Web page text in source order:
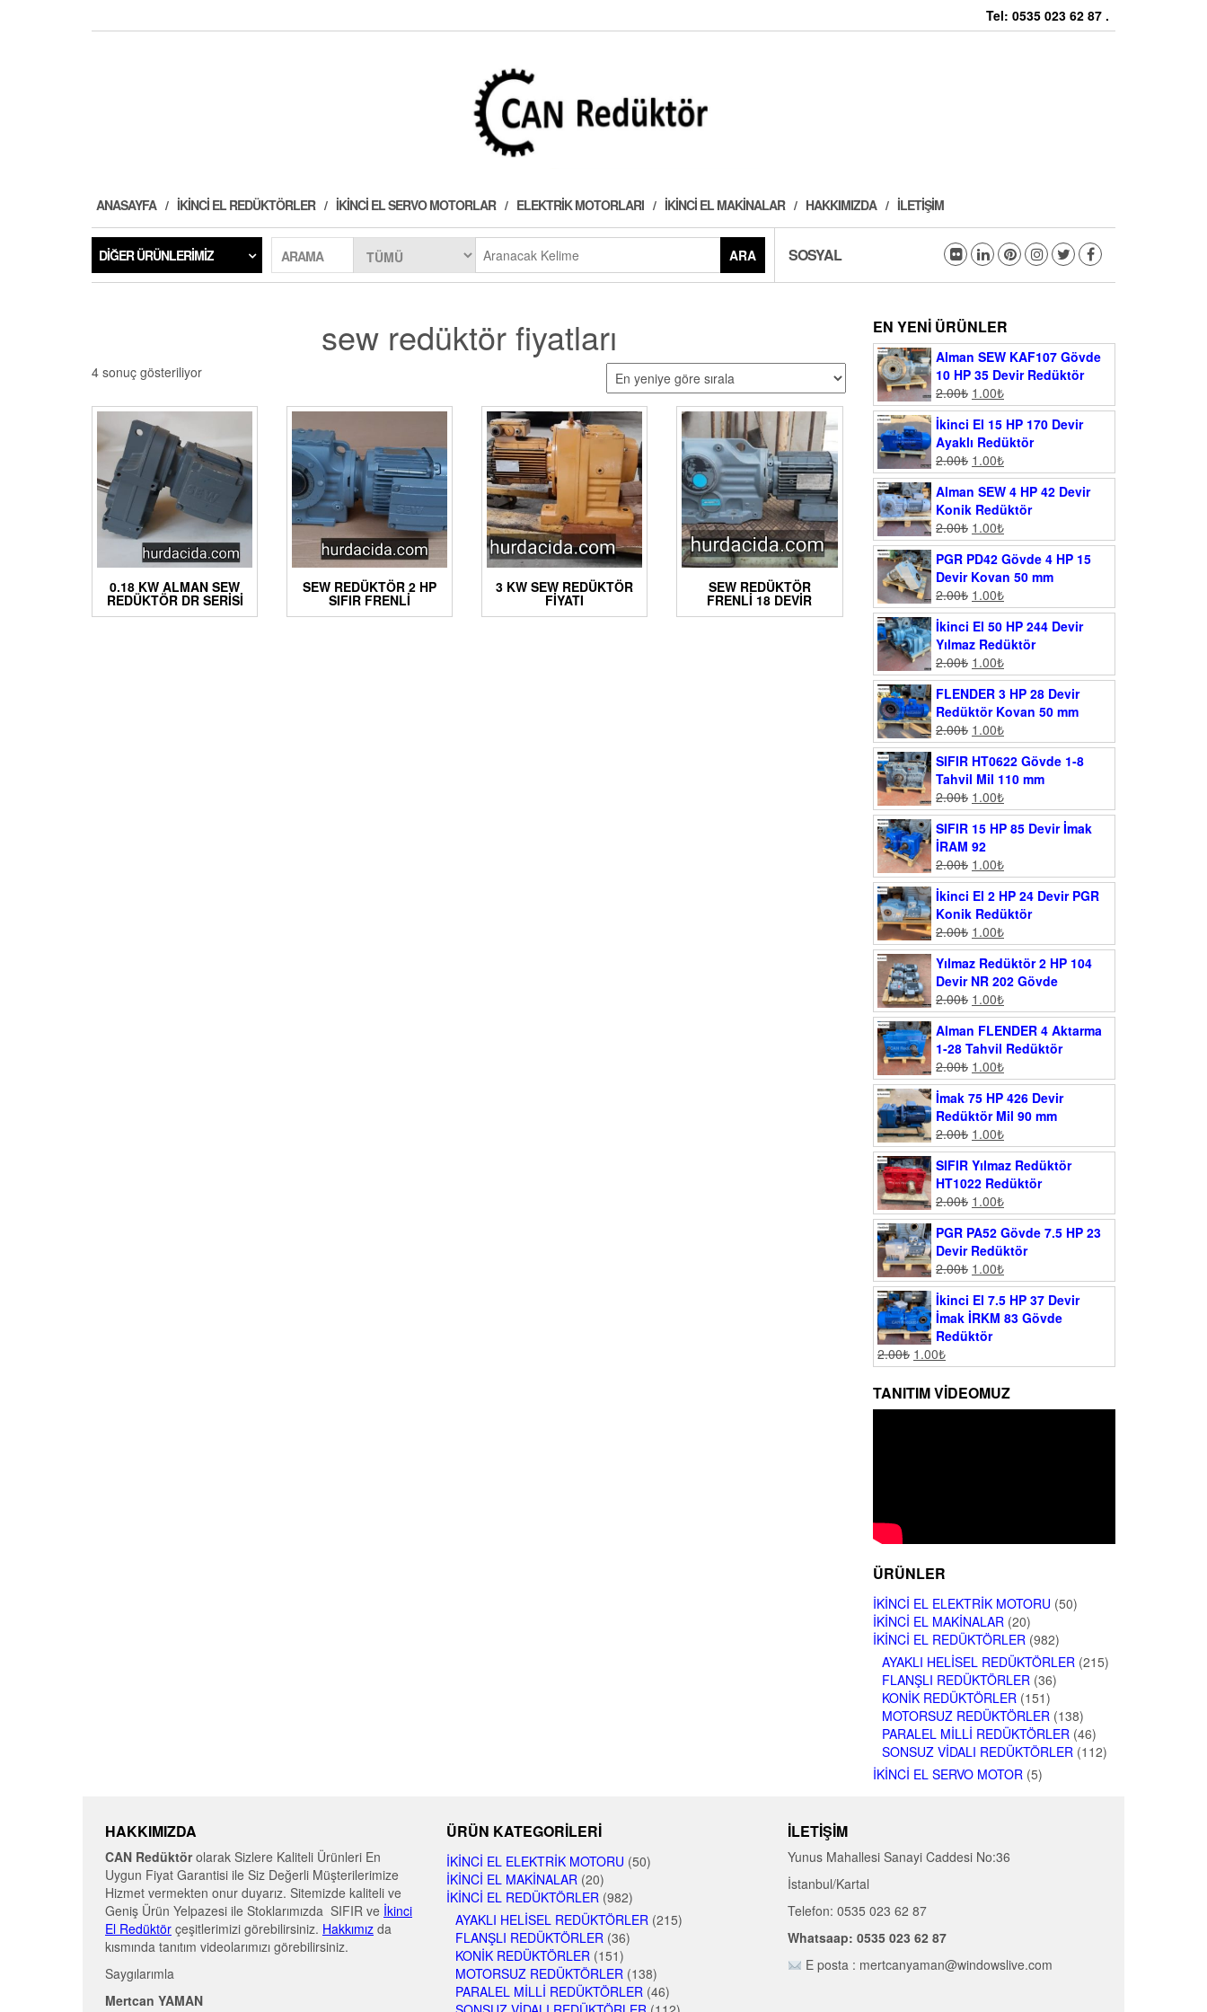
Tel: 0535 023 62 87 .
ANASAYFA İKINCI EL REDÜKTÖRLER İKINCI EL SERVO MOTORLAR ELEKTRIK MOTORLARI İKINCI EL MAKINALAR HAKKIMIZDA İLETIŞIM
DIĞER ÜRÜNLERIMIZ ARAMA ARA SOSYAL
sew redüktör fiyatları
4 sonuç gösteriliyor
0.18 KW ALMAN SEW
REDÜKTÖR DR SERISI
SEW REDÜKTÖR 2 HP
SIFIR FRENLI
3 KW SEW REDÜKTÖR
FIYATI
SEW REDÜKTÖR
FRENLI 18 DEVIR
EN YENI ÜRÜNLER
Alman SEW KAF107 Gövde
10 HP 35 Devir Redüktör
2.00₺ 1.00₺
İkinci El 15 HP 170 Devir
Ayaklı Redüktör
2.00₺ 1.00₺
Alman SEW 4 HP 42 Devir
Konik Redüktör
2.00₺ 1.00₺
PGR PD42 Gövde 4 HP 15
Devir Kovan 50 mm
2.00₺ 1.00₺
İkinci El 50 HP 244 Devir
Yılmaz Redüktör
2.00₺ 1.00₺
FLENDER 3 HP 28 Devir
Redüktör Kovan 50 mm
2.00₺ 1.00₺
SIFIR HT0622 Gövde 1-8
Tahvil Mil 110 mm
2.00₺ 1.00₺
SIFIR 15 HP 85 Devir İmak
İRAM 92
2.00₺ 1.00₺
İkinci El 2 HP 24 Devir PGR
Konik Redüktör
2.00₺ 1.00₺
Yılmaz Redüktör 2 HP 104
Devir NR 202 Gövde
2.00₺ 1.00₺
Alman FLENDER 4 Aktarma
1-28 Tahvil Redüktör
2.00₺ 1.00₺
İmak 75 HP 426 Devir
Redüktör Mil 90 mm
2.00₺ 1.00₺
SIFIR Yılmaz Redüktör
HT1022 Redüktör
2.00₺ 1.00₺
PGR PA52 Gövde 7.5 HP 23
Devir Redüktör
2.00₺ 1.00₺
İkinci El 7.5 HP 37 Devir
İmak İRKM 83 Gövde
Redüktör
2.00₺ 1.00₺
TANITIM VIDEOMUZ
ÜRÜNLER
İKINCI EL ELEKTRIK MOTORU (50)
İKINCI EL MAKINALAR (20)
İKINCI EL REDÜKTÖRLER (982)
AYAKLI HELISEL REDÜKTÖRLER (215)
FLANŞLI REDÜKTÖRLER (36)
KONIK REDÜKTÖRLER (151)
MOTORSUZ REDÜKTÖRLER (138)
PARALEL MILLI REDÜKTÖRLER (46)
SONSUZ VIDALI REDÜKTÖRLER (112)
İKINCI EL SERVO MOTOR (5)
HAKKIMIZDA
CAN Redüktörolarak Sizlere Kaliteli Ürünleri En
Uygun Fiyat Garantisi ile Siz Değerli Müşterilerimize
Hizmet vermekten onur duyarız. Sitemizde kaliteli ve
Geniş Ürün Yelpazesi ile Stoklarımızda SIFIR ve İkinci
El Redüktör çeşitlerimizi görebilirsiniz. Hakkımız da
kısmında tanıtım videolarımızı görebilirsiniz.
Saygılarımla
Mertcan YAMAN
ÜRÜN KATEGORILERI
İKINCI EL ELEKTRIK MOTORU (50)
İKINCI EL MAKINALAR (20)
İKINCI EL REDÜKTÖRLER (982)
AYAKLI HELISEL REDÜKTÖRLER (215)
FLANŞLI REDÜKTÖRLER (36)
KONIK REDÜKTÖRLER (151)
MOTORSUZ REDÜKTÖRLER (138)
PARALEL MILLI REDÜKTÖRLER (46)
İLETIŞIM
Yunus Mahallesi Sanayi Caddesi No:36
İstanbul/Kartal
Telefon: 0535 023 62 87
Whatsaap: 0535 023 62 87
E posta : mertcanyaman@windowslive.com